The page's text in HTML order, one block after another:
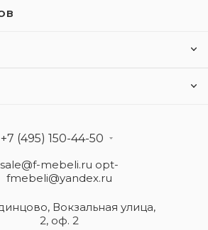
+7 (495) 150-44-50
sale@f-mebeli.ru opt-
fmebeli@yandex.ru
Вокзальная улица,
2, оф. 2